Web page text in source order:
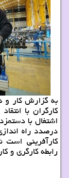
به گزارش کار و
کارگران با
اشتغال با
درصدد راه
کارآفرینی است
رابطه کارگری و